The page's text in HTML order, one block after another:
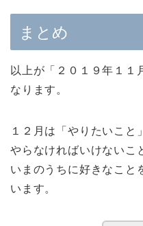
まとめ
以上が「２０１９年１１
なります。
１２月は「やりたいこと
やらなければいけないこ
いまのうちに好きなこと
います。